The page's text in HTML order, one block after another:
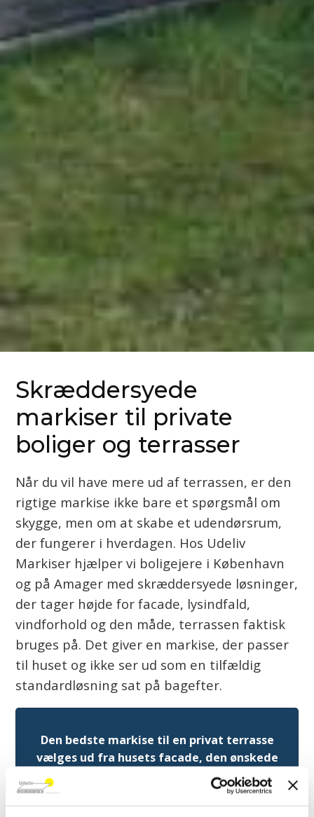
Skræddersyede
markiser til private
boliger og terrasser
Når du vil have mere ud af terrassen, er den
rigtige markise ikke bare et spørgsmål om
skygge, men om at skabe et udendørsrum,
der fungerer i hverdagen. Hos Udeliv
Markiser hjælper vi boligejere i København
og på Amager med skræddersyede løsninger,
der tager højde for facade, lysindfald,
vindforhold og den måde, terrassen faktisk
bruges på. Det giver en markise, der passer
til huset og ikke ser ud som en tilfældig
standardløsning sat på bagefter.
Den bedste markise til en privat terrasse
vælges ud fra husets facade, den ønskede
beskyttelse, dagligdagens brug og hvor
udsat placeringen er for vind og vejr.